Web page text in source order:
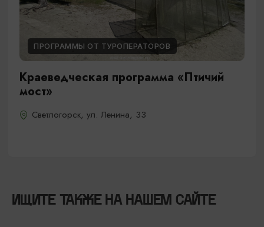
ПРОГРАММЫ ОТ ТУРОПЕРАТОРОВ
Краеведческая программа «Птичий
мост»
Светлогорск, ул. Ленина, 33
ИЩИТЕ ТАКЖЕ НА НАШЕМ САЙТЕ